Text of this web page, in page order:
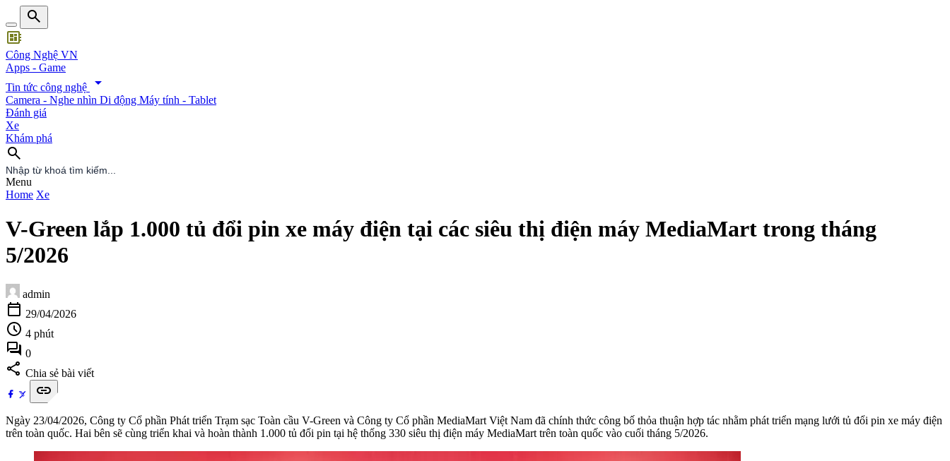
search
developer_board
Công Nghệ VN
Apps - Game
Tin tức công nghệ
arrow_drop_down
Camera - Nghe nhìn Di động Máy tính - Tablet
Đánh giá
Xe
Khám phá
search
search
Menu
Home Xe
V-Green lắp 1.000 tủ đổi pin xe máy điện tại các siêu thị điện máy MediaMart trong tháng
5/2026
admin
calendar_today 29/04/2026
schedule 4 phút
forum 0
share Chia sẻ bài viết
link
Ngày 23/04/2026, Công ty Cổ phần Phát triển Trạm sạc Toàn cầu V-Green và Công ty Cổ phần MediaMart Việt Nam đã chính thức công bố thỏa thuận hợp tác nhằm phát triển mạng lưới tủ đổi pin xe máy điện
trên toàn quốc. Hai bên sẽ cùng triển khai và hoàn thành 1.000 tủ đổi pin tại hệ thống 330 siêu thị điện máy MediaMart trên toàn quốc vào cuối tháng 5/2026.